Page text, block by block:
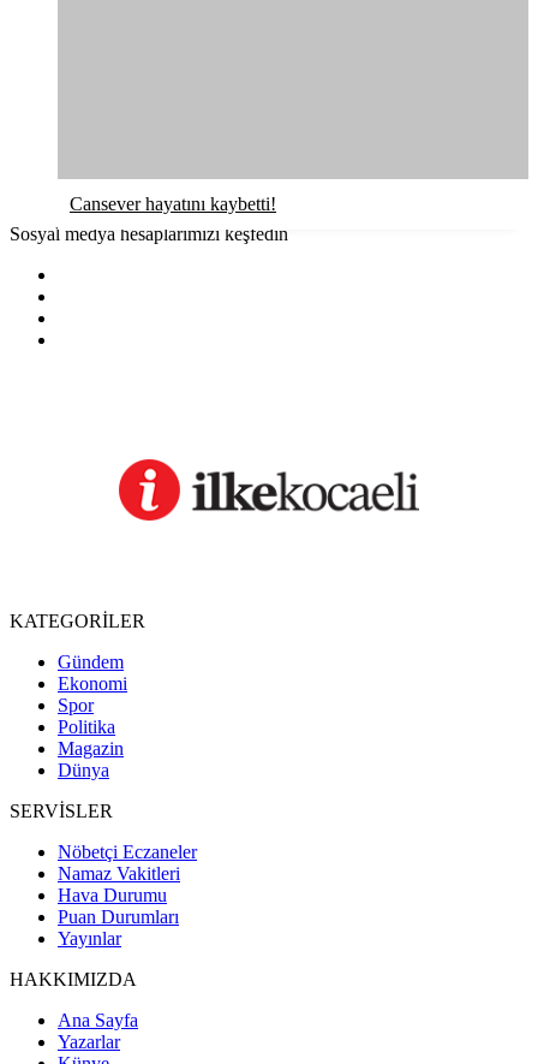
Cansever hayatını kaybetti!
Sosyal medya hesaplarımızı keşfedin
KATEGORİLER
Gündem
Ekonomi
Spor
Politika
Magazin
Dünya
SERVİSLER
Nöbetçi Eczaneler
Namaz Vakitleri
Hava Durumu
Puan Durumları
Yayınlar
HAKKIMIZDA
Ana Sayfa
Yazarlar